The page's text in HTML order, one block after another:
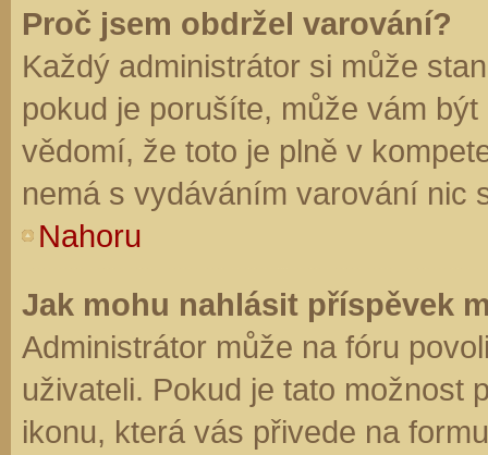
Proč jsem obdržel varování?
Každý administrátor si může
pokud je porušíte, může vám
vědomí, že toto je plně v
nemá s vydáváním varování nic
Nahoru
Jak mohu nahlásit příspěvek
Administrátor může na fóru
uživateli. Pokud je tato možnost
ikonu, která vás přivede na